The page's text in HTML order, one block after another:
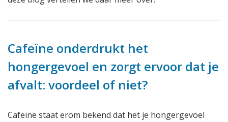
Cafeïne onderdrukt het
hongergevoel en zorgt ervoor dat je
afvalt: voordeel of niet?
Cafeïne staat erom bekend dat het je hongergevoel